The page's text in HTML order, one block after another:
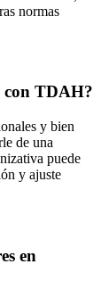
normas
con TDAH?
y bien
de una
puede
y ajuste
en